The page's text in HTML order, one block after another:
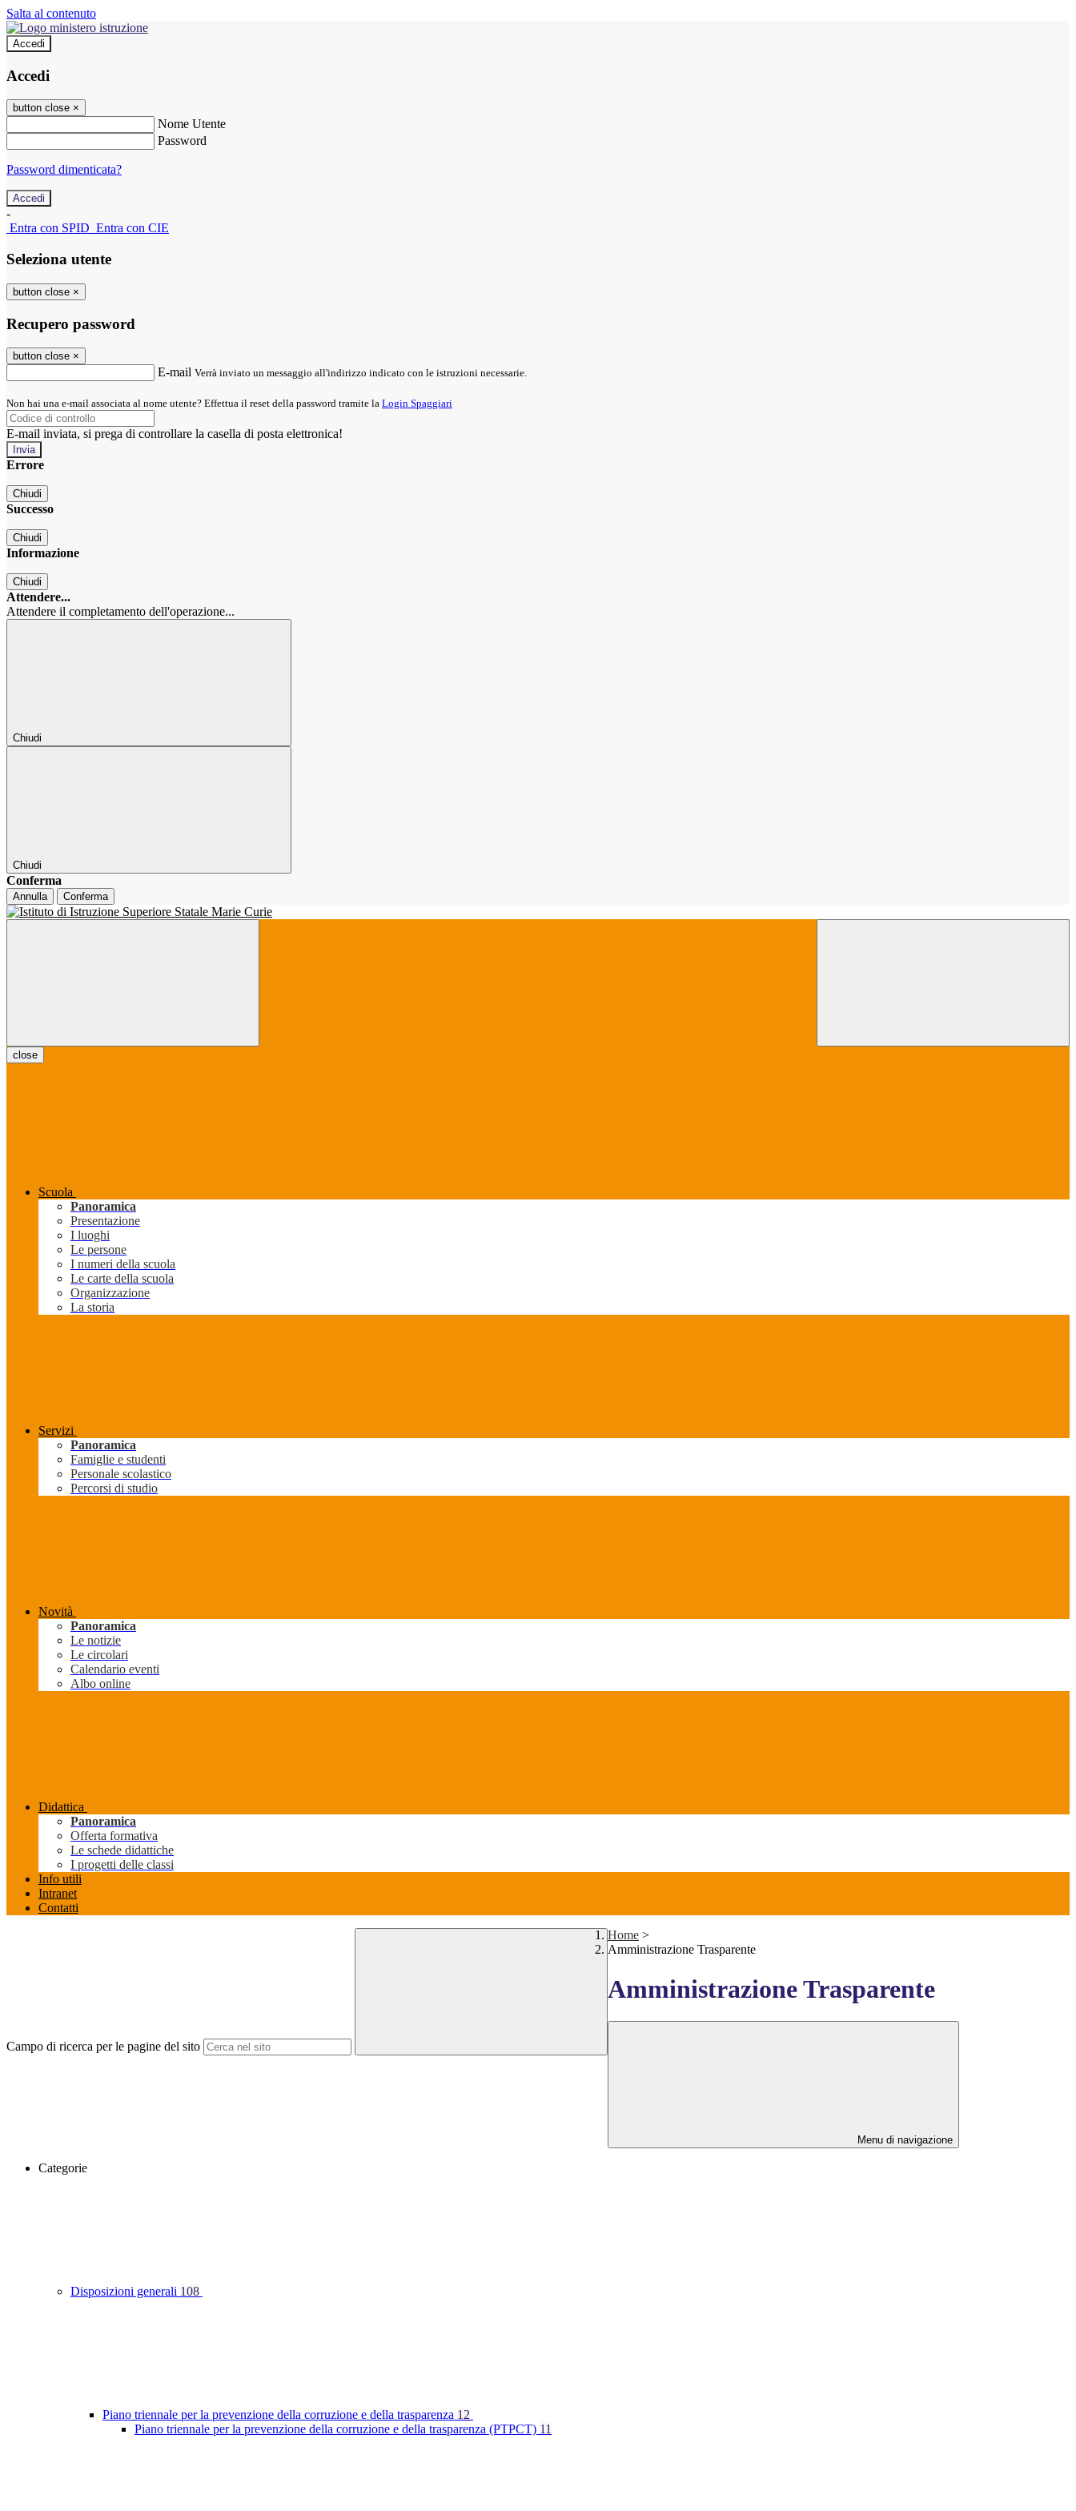
Salta al contenuto
Accedi
Accedi
button close ×
Nome Utente
Password
Password dimenticata?
-
Entra con SPID Entra con CIE
Seleziona utente
button close ×
Recupero password
button close ×
E-mail Verrà inviato un messaggio all'indirizzo indicato con le istruzioni necessarie.
Non hai una e-mail associata al nome utente? Effettua il reset della password tramite la Login Spaggiari
E-mail inviata, si prega di controllare la casella di posta elettronica!
Errore
Chiudi
Successo
Chiudi
Informazione
Chiudi
Attendere...
Attendere il completamento dell'operazione...
Chiudi
Chiudi
Conferma
Annulla Conferma
close
Scuola
Panoramica
Presentazione
I luoghi
Le persone
I numeri della scuola
Le carte della scuola
Organizzazione
La storia
Servizi
Panoramica
Famiglie e studenti
Personale scolastico
Percorsi di studio
Novità
Panoramica
Le notizie
Le circolari
Calendario eventi
Albo online
Didattica
Panoramica
Offerta formativa
Le schede didattiche
I progetti delle classi
Info utili
Intranet
Contatti
Campo di ricerca per le pagine del sito
Home >
Amministrazione Trasparente
Amministrazione Trasparente
Menu di navigazione
Categorie
Disposizioni generali 108
Piano triennale per la prevenzione della corruzione e della trasparenza 12
Piano triennale per la prevenzione della corruzione e della trasparenza (PTPCT) 11